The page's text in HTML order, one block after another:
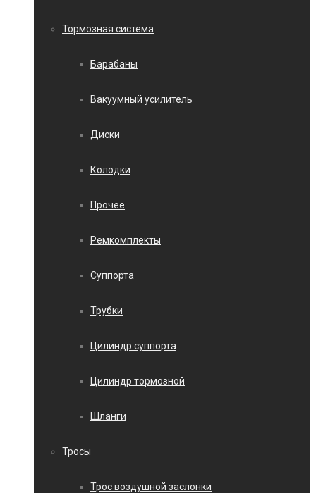
Тормозная система
Барабаны
Вакуумный усилитель
Диски
Колодки
Прочее
Ремкомплекты
Суппорта
Трубки
Цилиндр суппорта
Цилиндр тормозной
Шланги
Тросы
Трос воздушной заслонки